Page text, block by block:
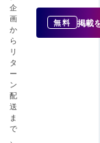
企
画
か
ら
リ
タ
ー
ン
配
送
ま
で
無料 掲載